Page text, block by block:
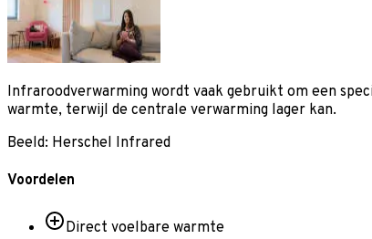
Infraroodverwarming wordt vaak gebruikt om een
warmte, terwijl de centrale verwarming lager kan.
Beeld: Herschel Infrared
Voordelen
Direct voelbare warmte